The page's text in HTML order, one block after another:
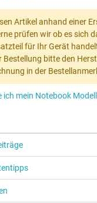
Artikel anhand einer
prüfen wir ob es sich
für Ihr Gerät
Bestellung bitte den
in der
ich mein Notebook